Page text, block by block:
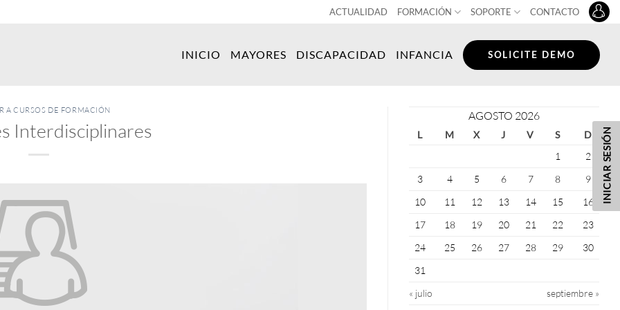
ACTUALIDAD FORMACIÓN SOPORTE CONTACTO
INICIO MAYORES DISCAPACIDAD INFANCIA SOLICITE DEMO
A CURSOS DE FORMACIÓN
Interdisciplinares
AGOSTO 2026
L M X J V S
D
1
2
3
4 5 6 7 8
9
10
11 12 13 14 15
16
17
18 19 20 21 22
23
24
25 26 27 28 29
30
31
« julio
septiembre »
INICIAR SESIÓN